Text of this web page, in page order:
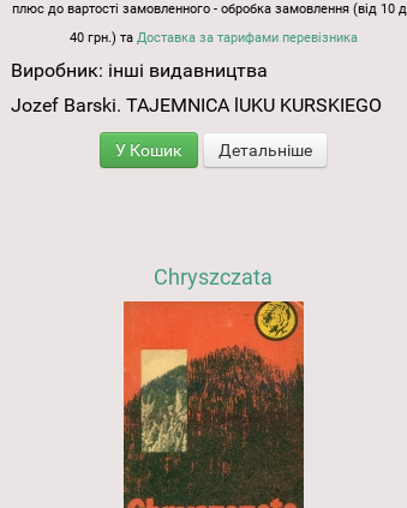
плюс до вартості замовленного - обробка замовлення (від 10
40 грн.) та Доставка за тарифами перевізника
Виробник: інші видавництва
Jozef Barski. TAJEMNICA lUKU KURSKIEGO
У Кошик Детальніше
Chryszczata